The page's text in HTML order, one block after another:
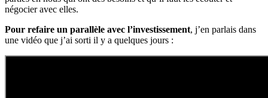
négocier avec elles.
Pour refaire un parallèle avec l’investissement, j’en parlais dans
une vidéo que j’ai sorti il y a quelques jours :